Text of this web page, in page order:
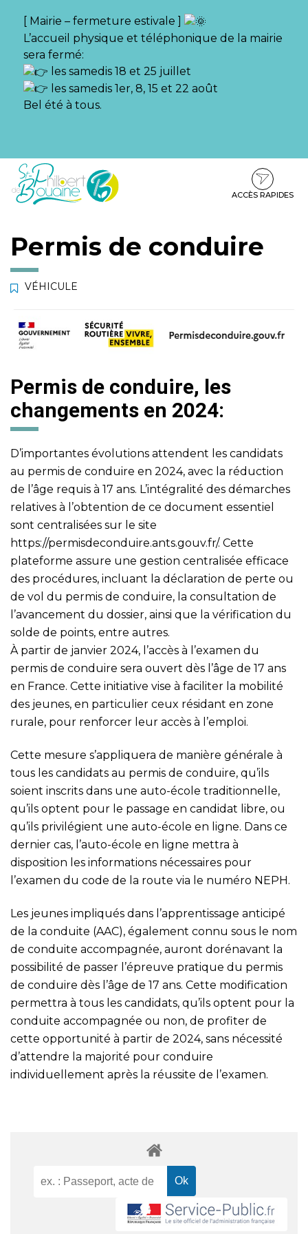
[ Mairie – fermeture estivale ]
L’accueil physique et téléphonique de la mairie
sera fermé:
les samedis 18 et 25 juillet
les samedis 1er, 8, 15 et 22 août
Bel été à tous.
Aller
Aller
contenu
Aller
pied
ACCÈS RAPIDES
Permis de conduire
VÉHICULE
Permis de conduire, les
changements en 2024:
D’importantes évolutions attendent les candidats
au permis de conduire en 2024, avec la réduction
de l’âge requis à 17 ans. L’intégralité des démarches
relatives à l’obtention de ce document essentiel
sont centralisées sur le site
https://permisdeconduire.ants.gouv.fr/. Cette
plateforme assure une gestion centralisée efficace
des procédures, incluant la déclaration de perte ou
de vol du permis de conduire, la consultation de
l’avancement du dossier, ainsi que la vérification du
solde de points, entre autres.
À partir de janvier 2024, l’accès à l’examen du
permis de conduire sera ouvert dès l’âge de 17 ans
en France. Cette initiative vise à faciliter la mobilité
des jeunes, en particulier ceux résidant en zone
rurale, pour renforcer leur accès à l’emploi.
Cette mesure s’appliquera de manière générale à
tous les candidats au permis de conduire, qu’ils
soient inscrits dans une auto-école traditionnelle,
qu’ils optent pour le passage en candidat libre, ou
qu’ils privilégient une auto-école en ligne. Dans ce
dernier cas, l’auto-école en ligne mettra à
disposition les informations nécessaires pour
l’examen du code de la route via le numéro NEPH.
Les jeunes impliqués dans l’apprentissage anticipé
de la conduite (AAC), également connu sous le nom
de conduite accompagnée, auront dorénavant la
possibilité de passer l’épreuve pratique du permis
de conduire dès l’âge de 17 ans. Cette modification
permettra à tous les candidats, qu’ils optent pour la
conduite accompagnée ou non, de profiter de
cette opportunité à partir de 2024, sans nécessité
d’attendre la majorité pour conduire
individuellement après la réussite de l’examen.